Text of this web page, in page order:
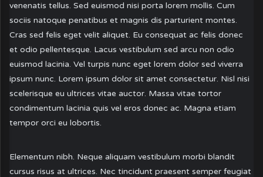
venenatis tellus. Sed euismod nisi porta lorem mollis. Cum
sociis natoque penatibus et magnis dis parturient montes.
Cras sed felis eget velit aliquet. Eu consequat ac felis donec
et odio pellentesque. Lacus vestibulum sed arcu non odio
euismod lacinia. Vel turpis nunc eget lorem dolor sed viverra
ipsum nunc. Lorem ipsum dolor sit amet consectetur. Nisl nisi
scelerisque eu ultrices vitae auctor. Massa vitae tortor
condimentum lacinia quis vel eros donec ac. Magna etiam
tempor orci eu lobortis.
Elementum nibh. Neque aliquam vestibulum morbi blandit
cursus risus at ultrices. Nec tincidunt praesent semper feugiat